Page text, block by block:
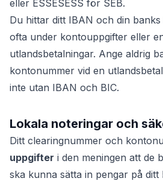
eller ESSESESS för SEB.
Du hittar ditt IBAN och din
ofta under kontouppgifter eller
utlandsbetalningar. Ange aldrig
kontonummer vid en
inte utan IBAN och BIC.
Lokala noteringar och
Ditt clearingnummer och
uppgifter i den meningen att de
ska kunna sätta in pengar på